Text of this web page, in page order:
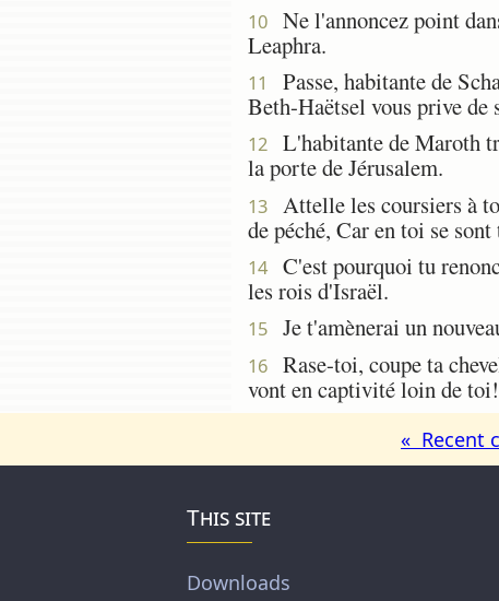
10
Ne l'annoncez point
Leaphra.
11
Passe, habitante de
Beth-Haëtsel vous prive de
12
L'habitante de Maroth
la porte de Jérusalem.
13
Attelle les coursiers à
de péché, Car en toi se
14
C'est pourquoi tu
les rois d'Israël.
15 Je t'amènerai un
16
Rase-toi, coupe ta
vont en captivité loin de toi!
« Recent
This site
Downloads